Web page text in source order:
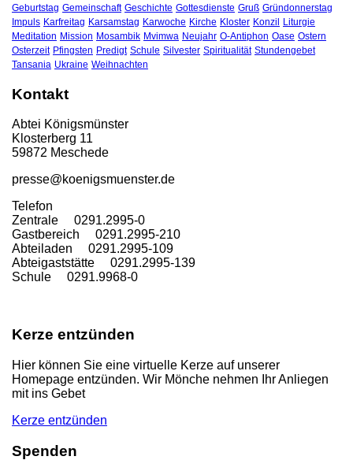
Geburtstag Gemeinschaft Geschichte Gottesdienste Gruß Gründonnerstag
Impuls Karfreitag Karsamstag Karwoche Kirche Kloster Konzil
Liturgie
Meditation Mission Mosambik Mvimwa Neujahr O-Antiphon Oase Ostern
Osterzeit Pfingsten Predigt Schule Silvester Spiritualität Stundengebet
Tansania Ukraine Weihnachten
Kontakt
Abtei Königsmünster
Klosterberg 11
59872 Meschede
presse@koenigsmuenster.de
Telefon
Zentrale 0291.2995-0
Gastbereich 0291.2995-210
Abteiladen 0291.2995-109
Abteigaststätte 0291.2995-139
Schule 0291.9968-0
Kerze entzünden
Hier können Sie eine virtuelle Kerze auf unserer
Homepage entzünden. Wir Mönche nehmen Ihr Anliegen
mit ins Gebet
Kerze entzünden
Spenden